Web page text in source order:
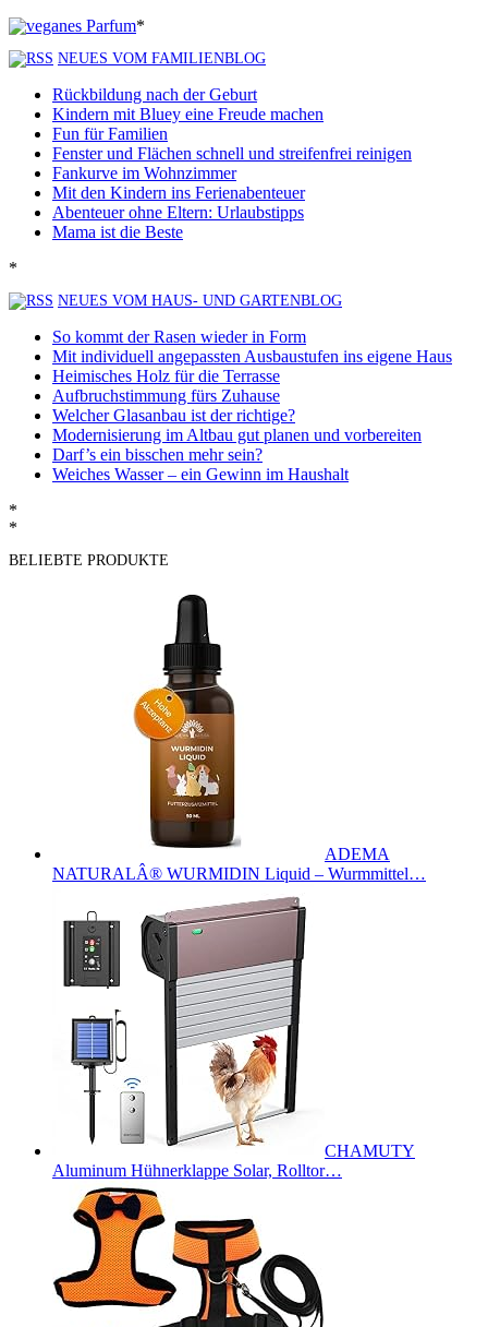
*
NEUES VOM FAMILIENBLOG
Rückbildung nach der Geburt
Kindern mit Bluey eine Freude machen
Fun für Familien
Fenster und Flächen schnell und streifenfrei reinigen
Fankurve im Wohnzimmer
Mit den Kindern ins Ferienabenteuer
Abenteuer ohne Eltern: Urlaubstipps
Mama ist die Beste
*
NEUES VOM HAUS- UND GARTENBLOG
So kommt der Rasen wieder in Form
Mit individuell angepassten Ausbaustufen ins eigene Haus
Heimisches Holz für die Terrasse
Aufbruchstimmung fürs Zuhause
Welcher Glasanbau ist der richtige?
Modernisierung im Altbau gut planen und vorbereiten
Darf’s ein bisschen mehr sein?
Weiches Wasser – ein Gewinn im Haushalt
*
*
BELIEBTE PRODUKTE
ADEMA
NATURALÂ® WURMIDIN Liquid – Wurmmittel…
CHAMUTY
Aluminum Hühnerklappe Solar, Rolltor…